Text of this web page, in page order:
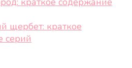
щербет: краткое
серий